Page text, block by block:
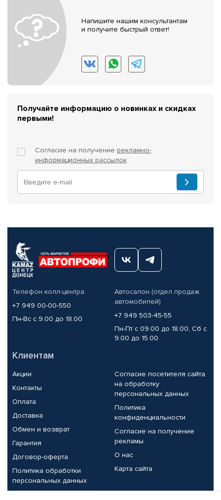
Напишите нашим консультантам
и получите быстрый ответ!
Получайте информацию о новинках и скидках
первыми!
Согласие на получение рекламно-
информационных рассылок
Телефон колл-центра
+7 949 00-00-550
Пн-Вс с 9.00 до 18.00
Автосалон (отдел продаж
автомобилей)
+7 949 503-45-55
Пн-Пт с 09.00 до 18.00, Сб с
9.00 до 15.00
Клиентам
Акции
Контакты
Оплата
Доставка
Обмен и возврат
Гарантия
Договор-оферта
Политика обработки
персональных данных
Согласие посетителя сайта
на обработку
персональных данных
Политика
конфиденциальности
Согласие на получение
рекламы
О нас
Карта сайта